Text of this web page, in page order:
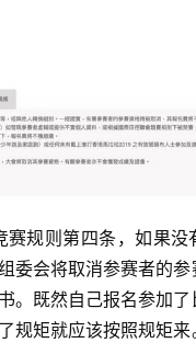
委会将取消参赛者的
。既然自己报名参加了
规矩就应该按照规矩